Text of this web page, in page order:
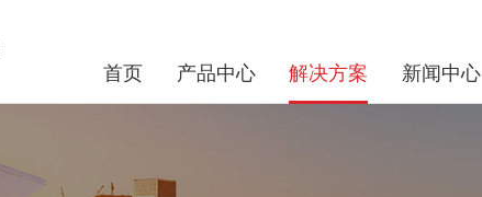
首页 产品中心 解决方案 新闻中心